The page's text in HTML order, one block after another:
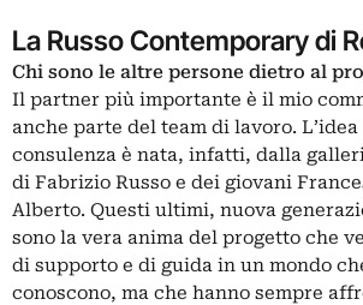
La Russo Contemporary di
Chi sono le altre persone dietro al
Il partner più importante è il mio
anche parte del team di lavoro.
consulenza è nata, infatti, dalla
di Fabrizio Russo e dei giovani
Alberto. Questi ultimi, nuova
sono la vera anima del progetto che
di supporto e di guida in un mondo
conoscono, ma che hanno sempre